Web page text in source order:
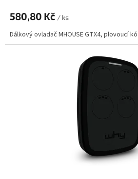
580,80 Kč / ks
Dálkový ovladač MHOUSE GTX4, plovoucí